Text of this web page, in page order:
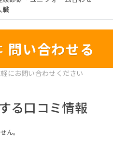
職
問い合わせる
にお問い合わせください
る口コミ情報
ん。